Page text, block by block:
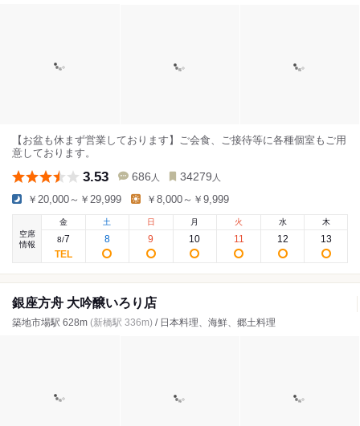
【お盆も休まず営業しております】ご会食、ご接待等に各種個室もご用
意しております。
3.53 686 人 34279 人
￥20,000～￥29,999 ￥8,000～￥9,999
空席
情報
金
8/7
土
8
日
9
月
10
火
11
水
12
木
13
銀座方舟 大吟醸いろり店
築地市場駅 628m (新橋駅 336m) / 日本料理、海鮮、郷土料理